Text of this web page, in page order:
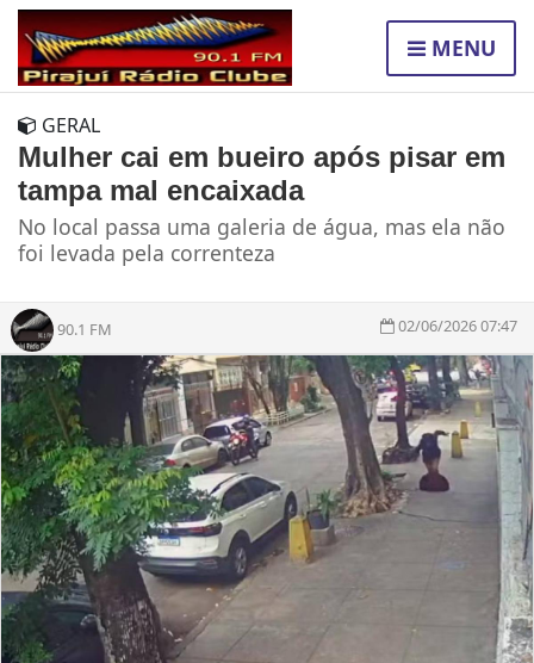
MENU
GERAL
Mulher cai em bueiro após pisar em
tampa mal encaixada
No local passa uma galeria de água, mas ela não
foi levada pela correnteza
90.1 FM 02/06/2026 07:47